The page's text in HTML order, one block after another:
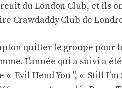
du London Club, et ils
Crawdaddy Club de
quitter le groupe pour
L'année qui a suivi a
Evil Hend You '', « Still I'm